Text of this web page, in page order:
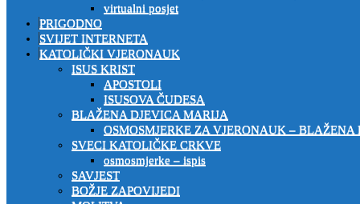
virtualni posjet
PRIGODNO
SVIJET INTERNETA
KATOLIČKI VJERONAUK
ISUS KRIST
APOSTOLI
ISUSOVA ČUDESA
BLAŽENA DJEVICA MARIJA
OSMOSMJERKE ZA VJERONAUK – BLAŽENA
SVECI KATOLIČKE CRKVE
osmosmjerke – ispis
SAVJEST
BOŽJE ZAPOVIJEDI